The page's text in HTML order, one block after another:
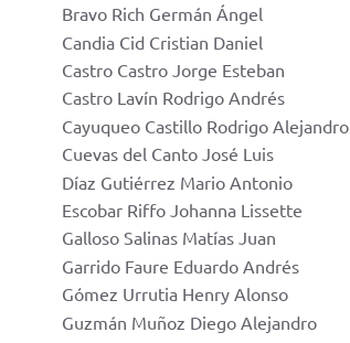
Bravo Rich Germán Ángel
Candia Cid Cristian Daniel
Castro Castro Jorge Esteban
Castro Lavín Rodrigo Andrés
Cayuqueo Castillo Rodrigo Alejandro
Cuevas del Canto José Luis
Díaz Gutiérrez Mario Antonio
Escobar Riffo Johanna Lissette
Galloso Salinas Matías Juan
Garrido Faure Eduardo Andrés
Gómez Urrutia Henry Alonso
Guzmán Muñoz Diego Alejandro